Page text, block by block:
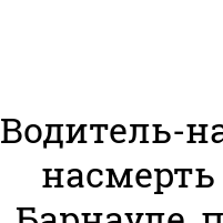
Водитель-